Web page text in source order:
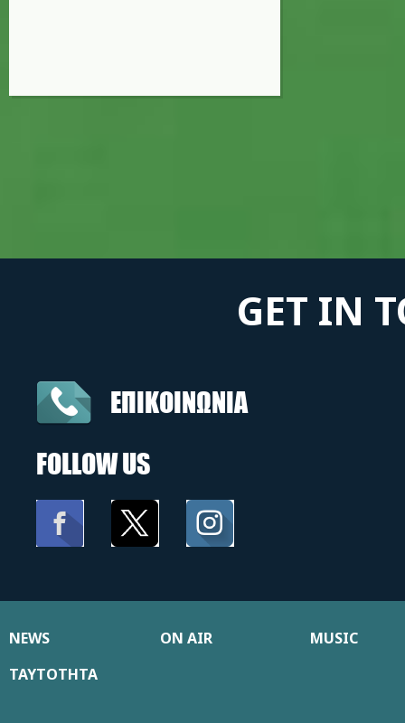
GET IN
ΕΠΙΚΟΙΝΩΝΙΑ
FOLLOW US
NEWS ON AIR
MUSIC
ΤΑΥΤΟΤΗΤΑ